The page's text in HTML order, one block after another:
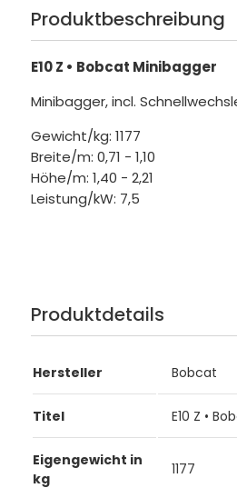
Produktbeschreibung
E10 Z • Bobcat Minibagger
Minibagger, incl.
Gewicht/kg: 1177
Breite/m: 0,71 - 1,10
Höhe/m: 1,40 - 2,21
Leistung/kW: 7,5
Produktdetails
Hersteller Bobcat
Titel E10 Z •
Eigengewicht in
kg
1177